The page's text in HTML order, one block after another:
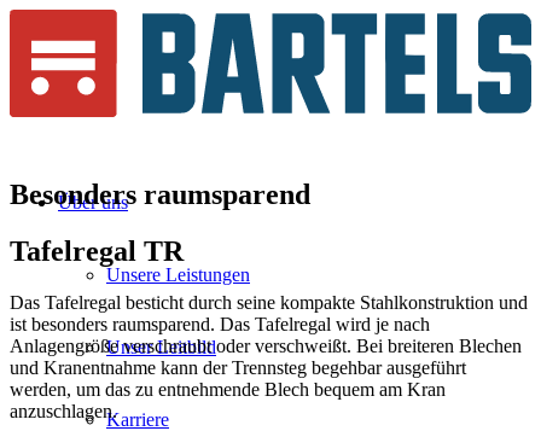
Über uns
Unsere Leistungen
Unser Leitbild
Karriere
Besonders raumsparend
Tafelregal TR
Das Tafelregal besticht durch seine kompakte Stahlkonstruktion und
ist besonders raumsparend. Das Tafelregal wird je nach
Anlagengröße verschraubt oder verschweißt. Bei breiteren Blechen
und Kranentnahme kann der Trennsteg begehbar ausgeführt
werden, um das zu entnehmende Blech bequem am Kran
anzuschlagen.